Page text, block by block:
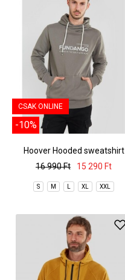
CSAK ONLINE
-10%
Hoover Hooded sweatshirt
16 990 Ft
15 290 Ft
S M L XL XXL